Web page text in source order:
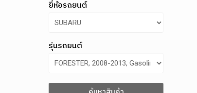
ยี่ห้อรถยนต์
รุ่นรถยนต์